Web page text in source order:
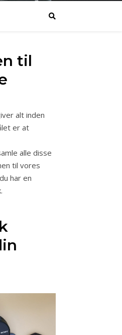
til
alt inden
er at
alle disse
til vores
har en